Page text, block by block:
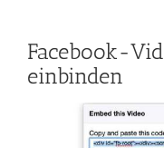
Facebook-
einbinden